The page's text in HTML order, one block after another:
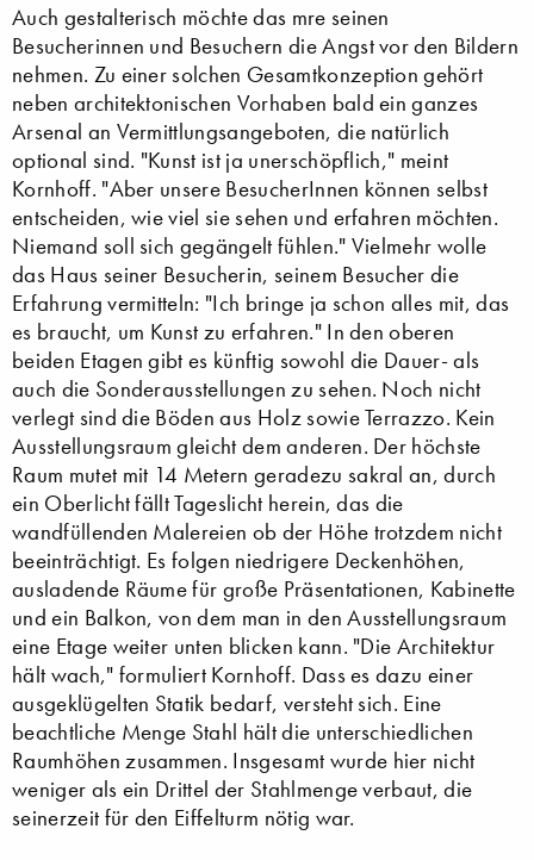
Auch gestalterisch möchte das mre seinen
Besucherinnen und Besuchern die Angst vor den Bildern
nehmen. Zu einer solchen Gesamtkonzeption gehört
neben architektonischen Vorhaben bald ein ganzes
Arsenal an Vermittlungsangeboten, die natürlich
optional sind. "Kunst ist ja unerschöpflich," meint
Kornhoff. "Aber unsere BesucherInnen können selbst
entscheiden, wie viel sie sehen und erfahren möchten.
Niemand soll sich gegängelt fühlen." Vielmehr wolle
das Haus seiner Besucherin, seinem Besucher die
Erfahrung vermitteln: "Ich bringe ja schon alles mit, das
es braucht, um Kunst zu erfahren." In den oberen
beiden Etagen gibt es künftig sowohl die Dauer- als
auch die Sonderausstellungen zu sehen. Noch nicht
verlegt sind die Böden aus Holz sowie Terrazzo. Kein
Ausstellungsraum gleicht dem anderen. Der höchste
Raum mutet mit 14 Metern geradezu sakral an, durch
ein Oberlicht fällt Tageslicht herein, das die
wandfüllenden Malereien ob der Höhe trotzdem nicht
beeinträchtigt. Es folgen niedrigere Deckenhöhen,
ausladende Räume für große Präsentationen, Kabinette
und ein Balkon, von dem man in den Ausstellungsraum
eine Etage weiter unten blicken kann. "Die Architektur
hält wach," formuliert Kornhoff. Dass es dazu einer
ausgeklügelten Statik bedarf, versteht sich. Eine
beachtliche Menge Stahl hält die unterschiedlichen
Raumhöhen zusammen. Insgesamt wurde hier nicht
weniger als ein Drittel der Stahlmenge verbaut, die
seinerzeit für den Eiffelturm nötig war.